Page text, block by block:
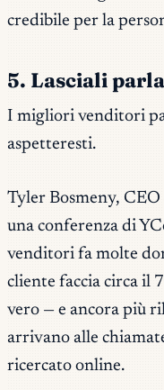
credibile per la
5. Lasciali
I migliori venditori
aspetteresti.
Tyler Bosmeny,
una conferenza di
venditori fa molte
cliente faccia circa il
vero — e ancora più
arrivano alle
ricercato online.